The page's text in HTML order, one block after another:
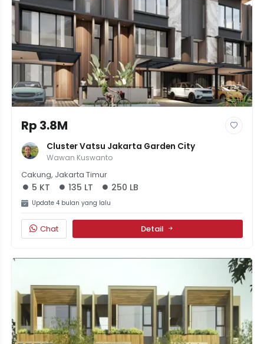
Rp 3.8M
Cluster Vatsu Jakarta Garden City
Wawan Kuswanto
Cakung, Jakarta Timur
5 KT 135 LT 250 LB
Update 4 bulan yang lalu
Chat Detail